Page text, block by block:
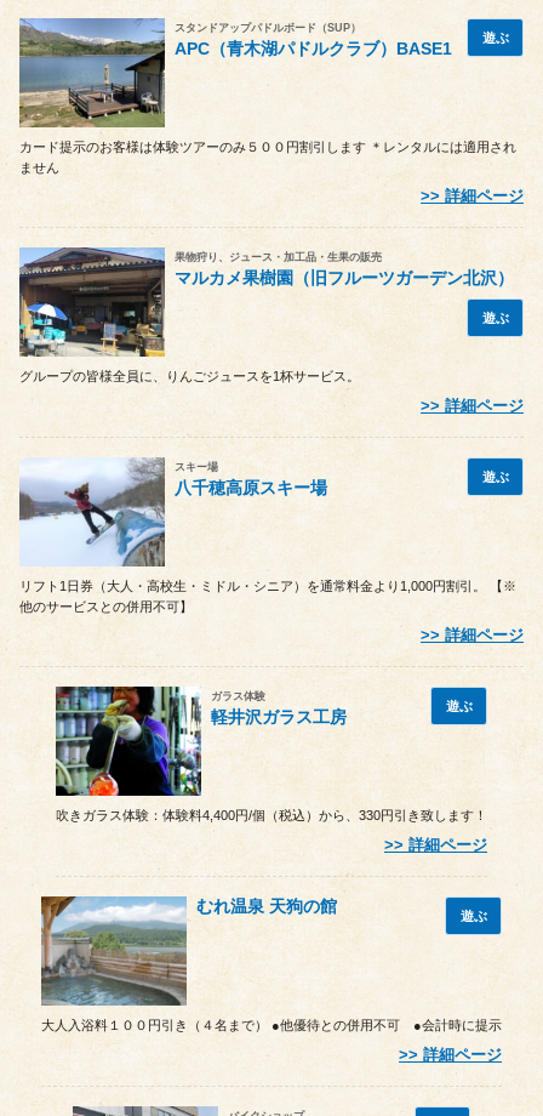
スタンドアップパドルボード（SUP）
APC（青木湖パドルクラブ）BASE1
遊ぶ
カード提示のお客様は体験ツアーのみ５００円割引します ＊レンタルには適用され
ません
詳細ページ
果物狩り、ジュース・加工品・生果の販売
マルカメ果樹園（旧フルーツガーデン北沢）
遊ぶ
グループの皆様全員に、りんごジュースを1杯サービス。
詳細ページ
スキー場
八千穂高原スキー場
遊ぶ
リフト1日券（大人・高校生・ミドル・シニア）を通常料金より1,000円割引。 【※
他のサービスとの併用不可】
詳細ページ
ガラス体験
軽井沢ガラス工房
遊ぶ
吹きガラス体験：体験料4,400円/個（税込）から、330円引き致します！
詳細ページ
むれ温泉 天狗の館 遊ぶ
大人入浴料１００円引き（４名まで） ●他優待との併用不可 ●会計時に提示
詳細ページ